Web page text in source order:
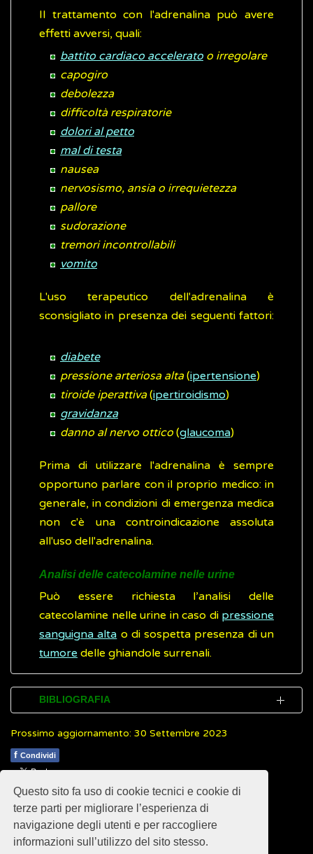
Questo sito fa uso di cookie tecnici e cookie di
terze parti per migliorare l’esperienza di
navigazione degli utenti e per raccogliere
informazioni sull’utilizzo del sito stesso.
Il trattamento con l'adrenalina può avere
effetti avversi, quali:
battito cardiaco acceleratoo irregolare
capogiro
debolezza
difficoltà respiratorie
dolori al petto
mal di testa
nausea
nervosismo, ansia o irrequietezza
pallore
sudorazione
tremori incontrollabili
vomito
L'uso terapeutico dell'adrenalina è
sconsigliato in presenza dei seguenti fattori:
diabete
pressione arteriosa alta(ipertensione)
tiroide iperattiva(ipertiroidismo)
gravidanza
danno al nervo ottico(glaucoma)
Prima di utilizzare l'adrenalina è sempre
opportuno parlare con il proprio medico: in
generale, in condizioni di emergenza medica
non c'è una controindicazione assoluta
all'uso dell'adrenalina.
Analisi delle catecolamine nelle urine
Può essere richiesta l’analisi delle
catecolamine nelle urine in caso di pressione
sanguigna alta o di sospetta presenza di un
tumore delle ghiandole surrenali.
BIBLIOGRAFIA
Mayo Clinic.Stress management(Inglese)
Treccani. Dizionario di Medicina.Adrenalina
Ospedale Niguarda.Esami di laboratorio.
Adrenalina
Prossimo aggiornamento: 30 Settembre 2023
f Condividi
1 1 1 1 1 Rating 2.14 (7 Votes)